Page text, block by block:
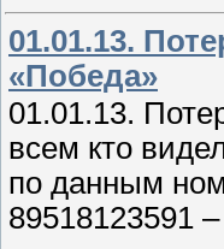
01.01.13.
«Победа»
01.01.13.
всем кто
по данным
89518123591